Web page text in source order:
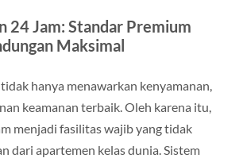
24 Jam: Standar Premium
Maksimal
hanya menawarkan kenyamanan,
keamanan terbaik. Oleh karena itu,
menjadi fasilitas wajib yang tidak
dari apartemen kelas dunia. Sistem